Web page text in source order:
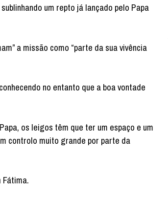
um repto já lançado pelo Papa
a missão como “parte da sua vivência
no entanto que a boa vontade
os leigos têm que ter um espaço e um
controlo muito grande por parte da